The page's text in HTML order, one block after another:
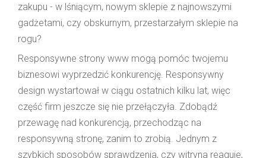
zakupu - w lśniącym, nowym sklepie z najnowszymi
gadżetami, czy obskurnym, przestarzałym sklepie na
rogu?
Responsywne strony www mogą pomóc twojemu
biznesowi wyprzedzić konkurencję. Responsywny
design wystartował w ciągu ostatnich kilku lat, więc
część firm jeszcze się nie przełączyła. Zdobądź
przewagę nad konkurencją, przechodząc na
responsywną stronę, zanim to zrobią. Jednym z
szybkich sposobów sprawdzenia, czy witryna reaguje,